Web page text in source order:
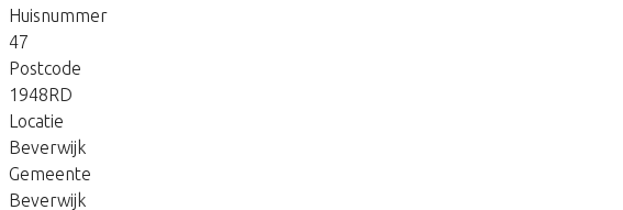
Huisnummer
47
Postcode
1948RD
Locatie
Beverwijk
Gemeente
Beverwijk